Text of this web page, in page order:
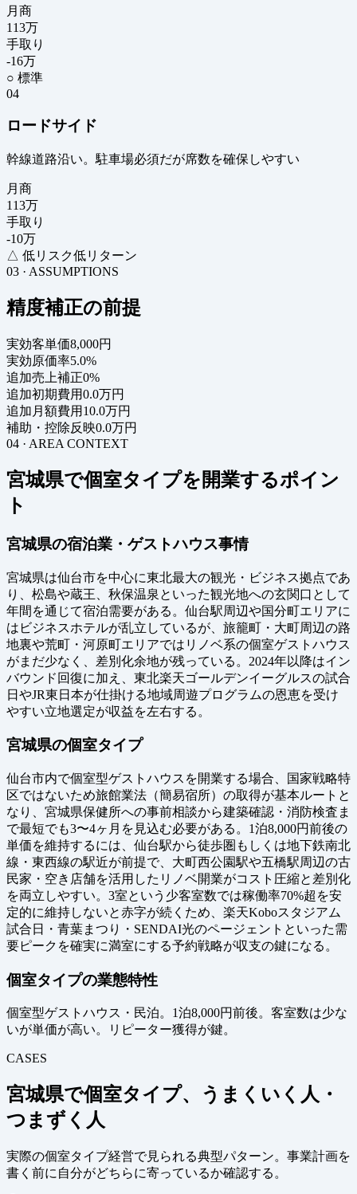
月商
113万
手取り
-16万
○ 標準
04
ロードサイド
幹線道路沿い。駐車場必須だが席数を確保しやすい
月商
113万
手取り
-10万
△ 低リスク低リターン
03 · ASSUMPTIONS
精度補正の前提
実効客単価8,000円
実効原価率5.0%
追加売上補正0%
追加初期費用0.0万円
追加月額費用 10.0万円
補助・控除反映0.0万円
04 · AREA CONTEXT
宮城県で個室タイプを開業するポイン
ト
宮城県の宿泊業・ゲストハウス事情
宮城県は仙台市を中心に東北最大の観光・ビジネス拠点であ
り、松島や蔵王、秋保温泉といった観光地への玄関口として
年間を通じて宿泊需要がある。仙台駅周辺や国分町エリアに
はビジネスホテルが乱立しているが、旅籠町・大町周辺の路
地裏や荒町・河原町エリアではリノベ系の個室ゲストハウス
がまだ少なく、差別化余地が残っている。2024年以降はイン
バウンド回復に加え、東北楽天ゴールデンイーグルスの試合
日やJR東日本が仕掛ける地域周遊プログラムの恩恵を受け
やすい立地選定が収益を左右する。
宮城県の個室タイプ
仙台市内で個室型ゲストハウスを開業する場合、国家戦略特
区ではないため旅館業法（簡易宿所）の取得が基本ルートと
なり、宮城県保健所への事前相談から建築確認・消防検査ま
で最短でも3〜4ヶ月を見込む必要がある。1泊8,000円前後の
単価を維持するには、仙台駅から徒歩圏もしくは地下鉄南北
線・東西線の駅近が前提で、大町西公園駅や五橋駅周辺の古
民家・空き店舗を活用したリノベ開業がコスト圧縮と差別化
を両立しやすい。3室という少客室数では稼働率70%超を安
定的に維持しないと赤字が続くため、楽天Koboスタジアム
試合日・青葉まつり・SENDAI光のページェントといった需
要ピークを確実に満室にする予約戦略が収支の鍵になる。
個室タイプの業態特性
個室型ゲストハウス・民泊。1泊8,000円前後。客室数は少な
いが単価が高い。リピーター獲得が鍵。
CASES
宮城県で個室タイプ、うまくいく人・
つまずく人
実際の個室タイプ経営で見られる典型パターン。事業計画を
書く前に自分がどちらに寄っているか確認する。